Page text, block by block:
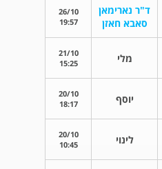
ד"ר נארימאן
סאבא חאזן
26/10
19:57
מלי
21/10
15:25
יוסף
20/10
18:17
לינוי
20/10
10:45